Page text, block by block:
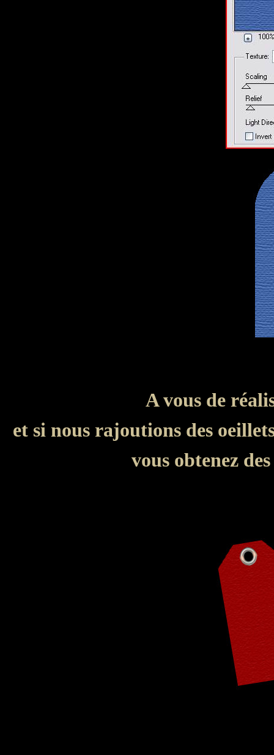
A vous de
et si nous rajoutions des
vous obtenez